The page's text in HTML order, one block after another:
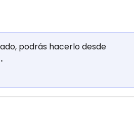
podrás hacerlo desde